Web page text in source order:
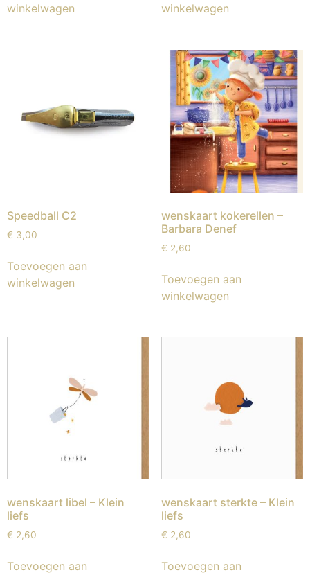
winkelwagen
winkelwagen
Speedball C2
€ 3,00
Toevoegen aan
winkelwagen
wenskaart kokerellen –
Barbara Denef
€ 2,60
Toevoegen aan
winkelwagen
wenskaart libel – Klein
liefs
€ 2,60
Toevoegen aan
wenskaart sterkte – Klein
liefs
€ 2,60
Toevoegen aan